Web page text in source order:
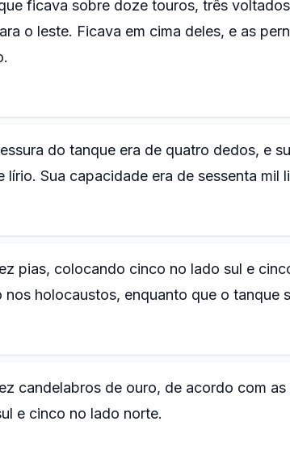
ficava sobre doze touros, três
o leste. Ficava em cima deles, e as
do tanque era de quatro dedos, e
lírio. Sua capacidade era de sessenta mil
pias, colocando cinco no lado sul e
nos holocaustos, enquanto que o tanque
candelabros de ouro, de acordo com
e cinco no lado norte.